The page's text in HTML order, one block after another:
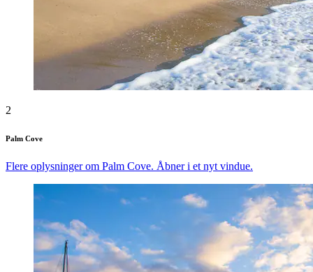
2
Palm Cove
Flere oplysninger om Palm Cove. Åbner i et nyt vindue.